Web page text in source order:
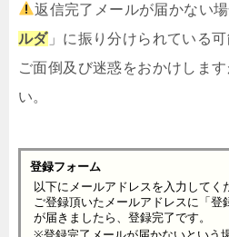
返信完了メールが届かない場
ルダ」に振り分けられている可
ご面倒及び迷惑をおかけしま
い。